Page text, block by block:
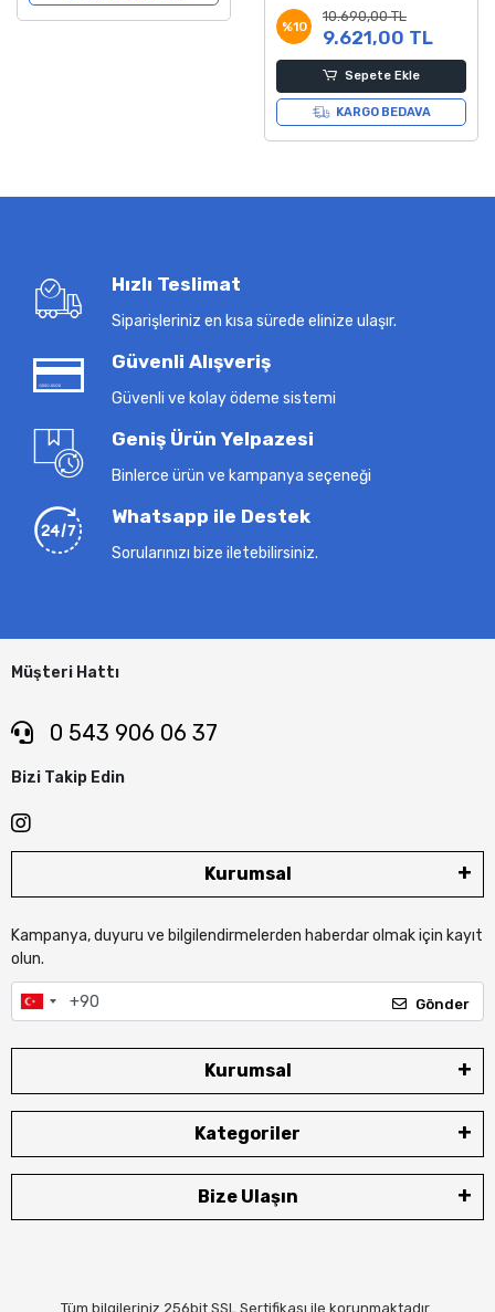
%10
10.690,00 TL
9.621,00 TL
Sepete Ekle
KARGO BEDAVA
Hızlı Teslimat
Siparişleriniz en kısa sürede elinize ulaşır.
Güvenli Alışveriş
Güvenli ve kolay ödeme sistemi
Geniş Ürün Yelpazesi
Binlerce ürün ve kampanya seçeneği
Whatsapp ile Destek
Sorularınızı bize iletebilirsiniz.
Müşteri Hattı
0 543 906 06 37
Bizi Takip Edin
Kurumsal
Kampanya, duyuru ve bilgilendirmelerden haberdar olmak için kayıt
olun.
Gönder
Kurumsal
Kategoriler
Bize Ulaşın
Tüm bilgileriniz 256bit SSL Sertifikası ile korunmaktadır.